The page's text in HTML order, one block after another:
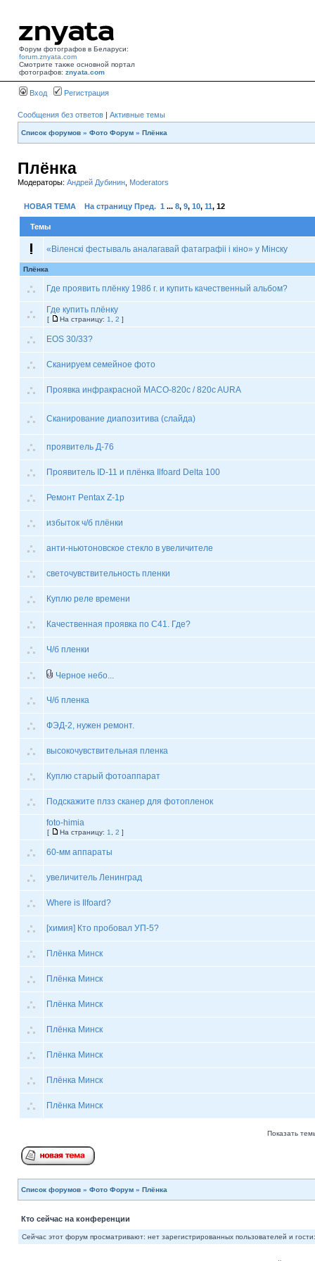
Форум фотографов в Беларуси:
forum.znyata.com
Смотрите также основной портал
фотографов: znyata.com
Вход Регистрация
Сообщения без ответов | Активные темы
Список форумов » Фото Форум » Плёнка
Плёнка
Модераторы: Андрей Дубинин Moderators
НОВАЯ ТЕМА На страницу Пред. 1 ... 8, 9, 10, 11, 12
Темы
«Віленскі фестываль аналагавай фатаграфіі і кіно» у Мінску
Плёнка
Где проявить плёнку 1986 г. и купить качественный альбом?
Где купить плёнку
[ На страницу: 1 2 ]
EOS 30/33?
Сканируем семейное фото
Проявка инфракрасной MACO-820c / 820c AURA
Сканирование диапозитива (слайда)
проявитель Д-76
Проявитель ID-11 и плёнка Ilfoard Delta 100
Ремонт Pentax Z-1p
избыток ч/б плёнки
анти-ньютоновское стекло в увеличителе
светочувствительность пленки
Куплю реле времени
Качественная проявка по С41. Где?
Ч/б пленки
Черное небо...
Ч/б пленка
ФЭД-2, нужен ремонт.
высокочувствительная пленка
Куплю старый фотоаппарат
Подскажите плзз сканер для фотопленок
foto-himia
[ На страницу: 1 2 ]
60-мм аппараты
увеличитель Ленинград
Where is Ilfoard?
[химия] Кто пробовал УП-5?
Плёнка Минск
Плёнка Минск
Плёнка Минск
Плёнка Минск
Плёнка Минск
Плёнка Минск
Плёнка Минск
Показать
Список форумов » Фото Форум » Плёнка
Кто сейчас на конференции
Сейчас этот форум просматривают: нет зарегистрированных пользователей и